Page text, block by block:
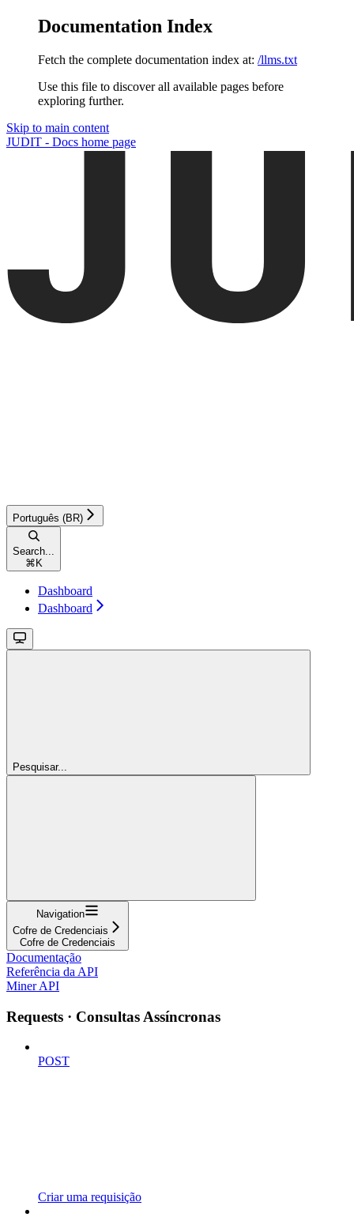
Documentation Index
Fetch the complete documentation index at: /llms.txt
Use this file to discover all available pages before
exploring further.
Skip to main content
JUDIT - Docs home page
Português (BR)
Search...
⌘ K
Dashboard
Dashboard
Pesquisar...
Navigation
Cofre de Credenciais
Cofre de Credenciais
Documentação
Referência da API
Miner API
Requests · Consultas Assíncronas
POST
Criar uma requisição